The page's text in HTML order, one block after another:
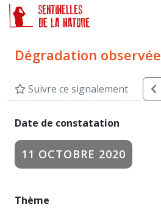
Dégradation observée
Suivre ce signalement
Date de constatation
11 OCTOBRE 2020
Thème
Panneau de gestion des cookies